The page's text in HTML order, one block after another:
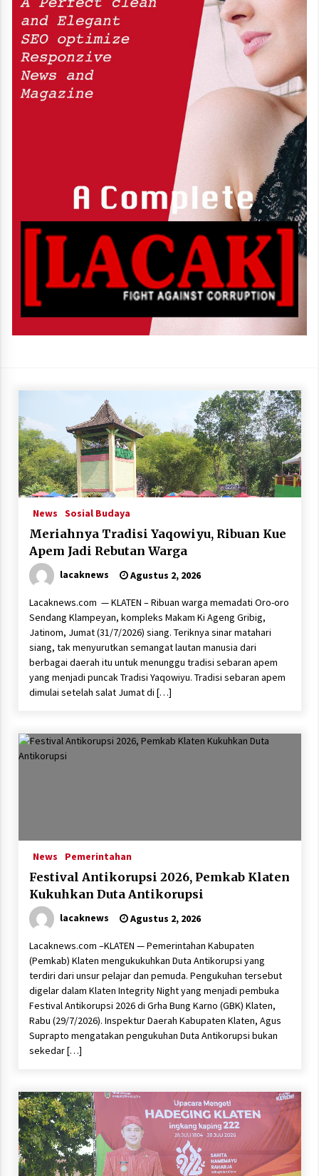
News Sosial Budaya
Meriahnya Tradisi Yaqowiyu, Ribuan Kue
Apem Jadi Rebutan Warga
lacaknews Agustus 2, 2026
Lacaknews.com — KLATEN – Ribuan warga memadati Oro-oro
Sendang Klampeyan, kompleks Makam Ki Ageng Gribig,
Jatinom, Jumat (31/7/2026) siang. Teriknya sinar matahari
siang, tak menyurutkan semangat lautan manusia dari
berbagai daerah itu untuk menunggu tradisi sebaran apem
yang menjadi puncak Tradisi Yaqowiyu. Tradisi sebaran apem
dimulai setelah salat Jumat di […]
News Pemerintahan
Festival Antikorupsi 2026, Pemkab Klaten
Kukuhkan Duta Antikorupsi
lacaknews Agustus 2, 2026
Lacaknews.com –KLATEN — Pemerintahan Kabupaten
(Pemkab) Klaten mengukukuhkan Duta Antikorupsi yang
terdiri dari unsur pelajar dan pemuda. Pengukuhan tersebut
digelar dalam Klaten Integrity Night yang menjadi pembuka
Festival Antikorupsi 2026 di Grha Bung Karno (GBK) Klaten,
Rabu (29/7/2026). Inspektur Daerah Kabupaten Klaten, Agus
Suprapto mengatakan pengukuhan Duta Antikorupsi bukan
sekedar […]